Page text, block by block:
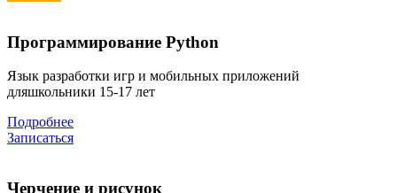
Программирование Python
Язык разработки игр и мобильных приложений
дляшкольники 15-17 лет
Подробнее
Записаться
Черчение и рисунок